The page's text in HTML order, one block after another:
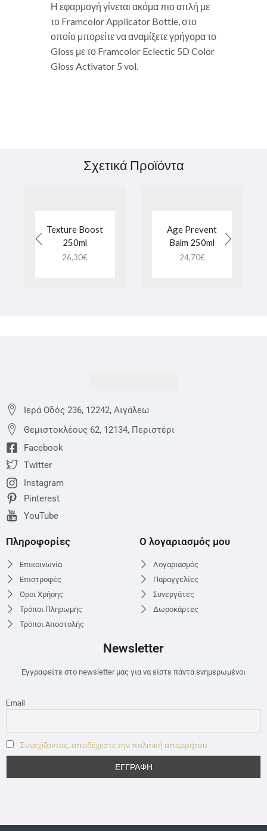
Η εφαρμογή γίνεται ακόμα πιο απλή με
το Framcolor Applicator Bottle, στο
οποίο μπορείτε να αναμίξετε γρήγορα το
Gloss με το Framcolor Eclectic 5D Color
Gloss Activator 5 vol.
Σχετικά Προϊόντα
Texture Boost
250ml
26,30€
Age Prevent
Balm 250ml
24,70€
Ιερά Οδός 236, 12242, Αιγάλεω
Θεμιστoκλέους 62, 12134, Περιστέρι
Facebook
Twitter
Instagram
Pinterest
YouTube
Πληροφορίες
Επικοινωνία
Επιστροφές
Όροι Χρήσης
Τρόποι Πληρωμής
Τρόποι Αποστολής
Ο λογαριασμός μου
Λογαριασμός
Παραγγελίες
Συνεργάτες
Δωροκάρτες
Newsletter
Εγγραφείτε στο newsletter μας για να είστε πάντα ενημερωμένοι
Email
Συνεχίζοντας, αποδέχεστε την πολιτική απορρήτου